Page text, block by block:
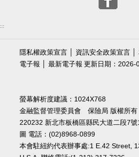
:::
隱私權政策宣言 資訊安全政策宣言
電子報
最新電子報 更新日期：2026-
螢幕解析度建議：1024X768
金融監督管理委員會 保險局 版權所有
220232 新北市板橋區縣民大道二段7
圖 電話：(02)8968-0899
本會駐紐約代表辦事處:1 E.42 Street,